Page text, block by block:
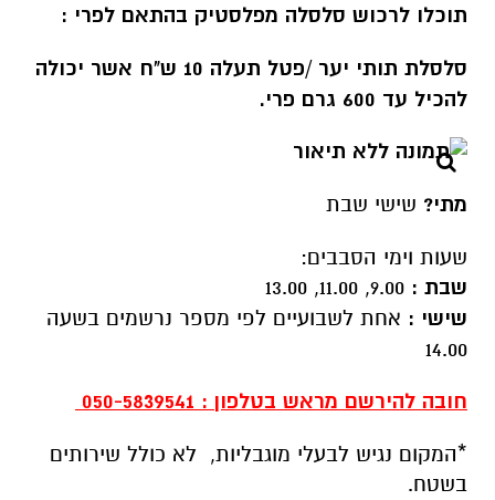
תוכלו לרכוש סלסלה מפלסטיק בהתאם לפרי :
סלסלת תותי יער /פטל תעלה 10 ש"ח אשר יכולה
להכיל עד 600 גרם פרי.
מתי? שישי שבת
שעות וימי הסבבים:
שבת :
שישי : אחת לשבועיים לפי מספר נרשמים בשעה
14.00
חובה להירשם מראש בטלפון : 050-5839541
*המקום נגיש לבעלי מוגבליות, לא כולל שירותים
בשטח.